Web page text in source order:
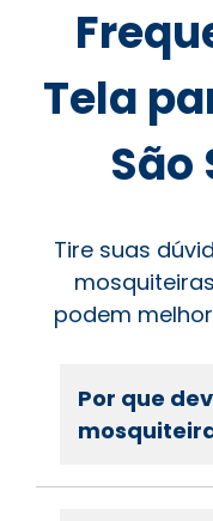
Tela
São
Tire suas
podem
Por que